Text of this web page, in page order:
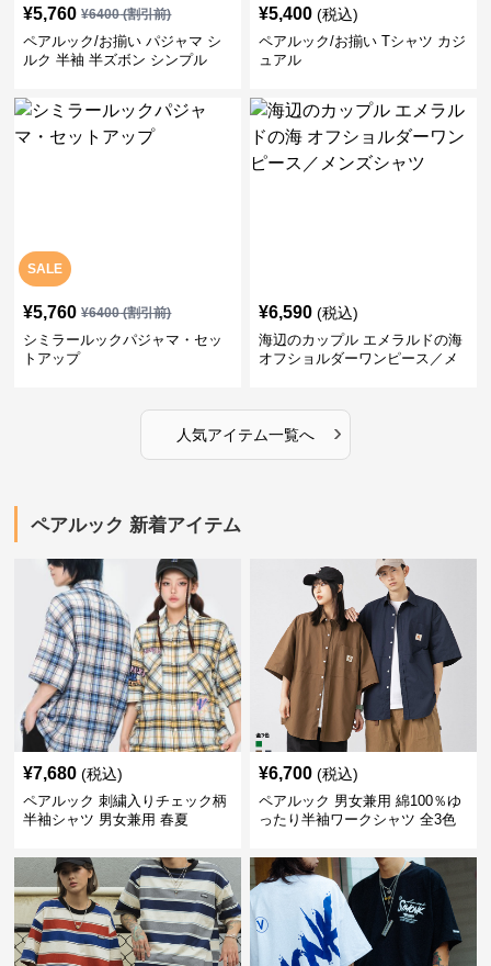
¥5,760 ¥6400(割引前)
ペアルック/お揃い パジャマ シ
ルク 半袖 半ズボン シンプル
¥5,400 (税込)
ペアルック/お揃い Tシャツ カジ
ュアル
SALE
¥5,760 ¥6400(割引前)
シミラールックパジャマ・セッ
トアップ
¥6,590 (税込)
海辺のカップル エメラルドの海
オフショルダーワンピース／メ
人気アイテム一覧へ ›
ペアルック 新着アイテム
¥7,680 (税込)
ペアルック 刺繍入りチェック柄
半袖シャツ 男女兼用 春夏
¥6,700 (税込)
ペアルック 男女兼用 綿100％ゆ
ったり半袖ワークシャツ 全3色